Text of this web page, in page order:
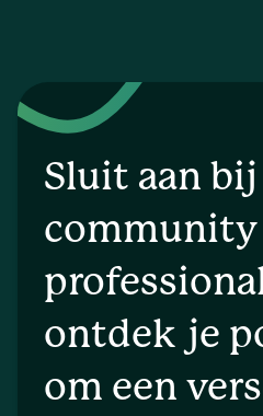
Sluit aan bij
community
ontdek je
om een